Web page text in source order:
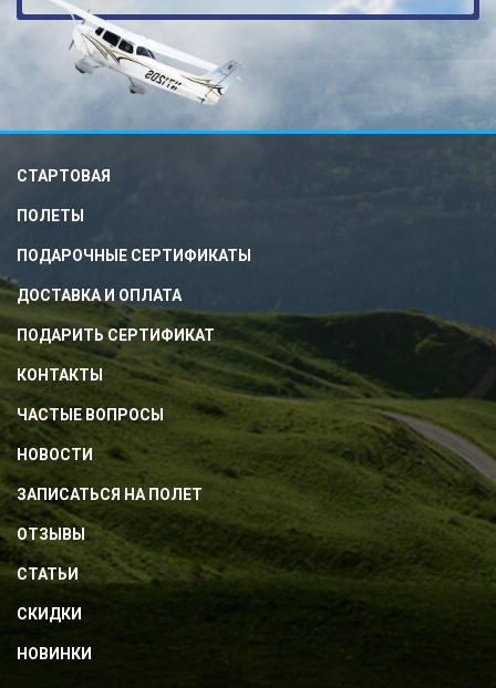
СТАРТОВАЯ
ПОЛЕТЫ
ПОДАРОЧНЫЕ СЕРТИФИКАТЫ
ДОСТАВКА И ОПЛАТА
ПОДАРИТЬ СЕРТИФИКАТ
КОНТАКТЫ
ЧАСТЫЕ ВОПРОСЫ
НОВОСТИ
ЗАПИСАТЬСЯ НА ПОЛЕТ
ОТЗЫВЫ
СТАТЬИ
СКИДКИ
НОВИНКИ